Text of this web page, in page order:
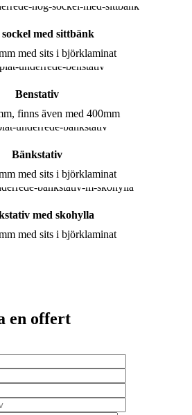
med sittbänk
med sits i björklaminat
Benstativ
finns även med 400mm
Bänkstativ
med sits i björklaminat
med skohylla
med sits i björklaminat
en offert